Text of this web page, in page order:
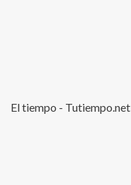
El tiempo - Tutiempo.net